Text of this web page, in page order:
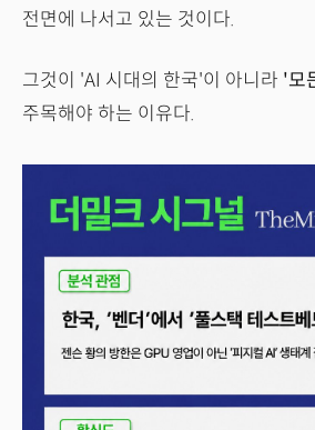
전면에 나서고 있는 것이다.
그것이 'AI 시대의 한국'이 아니라 '모
주목해야 하는 이유다.